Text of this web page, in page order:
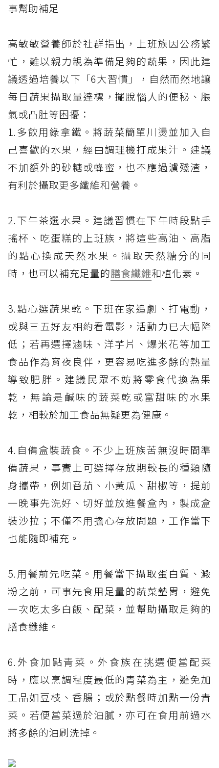
事幫助補足
高敏敏營養師於社群指出，上班族因公務繁
忙，難以親力親為準備足夠的蔬果，因此建
議透過培養以下「6大習慣」，自然而然地讓
每日蔬果攝取量達標，擺脫惱人的便秘、脹
氣或凸肚等困擾：
1.多飲用綠拿鐵。將蔬菜簡單川燙並加入自
己喜歡的水果，經由調理機打成果汁。建議
不加額外的砂糖或蜂蜜，也不應過濾殘渣，
有利於攝取更多纖維和營養。
2.下午茶選水果。建議習慣在下午時段點手
搖杯、吃蛋糕的上班族，將這些高油、高脂
的點心換成天然水果。攝取天然糖分的同
時，也可以補充足量的膳食纖維和植化素。
3.點心選蔬果乾。下班在家追劇、打電動，
或與三五好友相約看電影，活動力已大幅降
低；若再選擇滷味、洋芋片、爆米花等加工
食品作為宵夜良伴，更容易吃進多餘的熱量
導致肥胖。建議民眾不妨將零食代換為果
乾，無論是鹹味的蔬菜乾或富甜味的水果
乾，相較於加工食品無疑更為健康。
4.自備盒裝蔬食。不少上班族苦無沒時間準
備蔬果，事實上可選擇存放期較長的種類隨
身攜帶，例如番茄、小黃瓜、甜椒等，提前
一晚事先洗好、切好並放進餐盒內，製成盒
裝沙拉；不僅不用擔心存放問題，工作當下
也能隨即補充。
5.用餐前先吃菜。用餐當下攝取蛋白質、澱
粉之前，可事先食用足量的蔬菜墊胃，避免
一次吃太多白飯、配菜，並幫助攝取足夠的
膳食纖維。
6.外食加點青菜。外食族在挑選便當配菜
時，應以烹調程度最低的青菜為主，避免加
工品如豆枝、香腸；或於點餐時加點一份青
菜。若便當菜過於油膩，亦可在食用前過水
將多餘的油刷洗掉。